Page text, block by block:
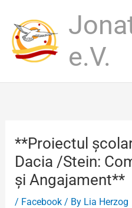
content
e.V.
**Proiectul
Dacia /Stein:
și Angajament**
/ Facebook/ By Lia Herzog